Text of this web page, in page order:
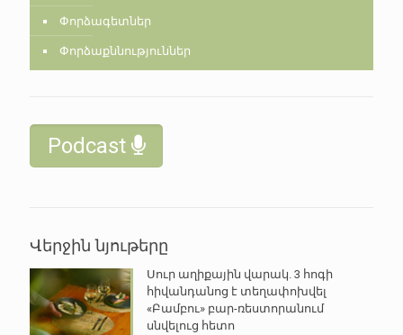
Փորձագետներ
Փորձաքննություններ
Podcast
Վերջին նյութերը
Սուր աղիքային վարակ. 3 հոգի
հիվանդանոց է տեղափոխվել
«Բամբու» բար-ռեստորանում
սնվելուց հետո